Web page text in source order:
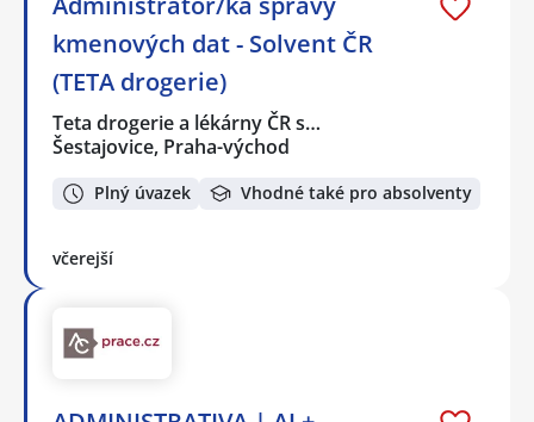
kmenových dat - Solvent ČR
(TETA drogerie)
Teta drogerie a lékárny ČR s…
Šestajovice, Praha-východ
Plný úvazek Vhodné také pro absolventy
včerejší